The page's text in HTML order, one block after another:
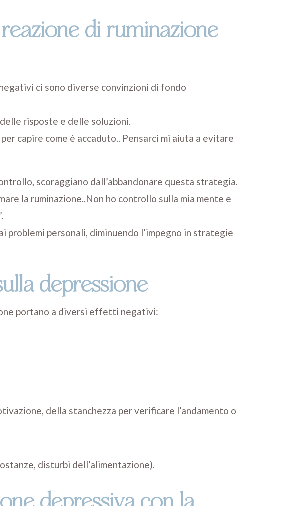
di ruminazione
ci sono diverse convinzioni di fondo
risposte e delle soluzioni.
capire come è accaduto.. Pensarci mi aiuta a evitare
scoraggiano dall’abbandonare questa strategia.
la ruminazione..Non ho controllo sulla mia mente e
personali, diminuendo l’impegno in strategie
depressione
portano a diversi effetti negativi:
della stanchezza per verificare l’andamento o
disturbi dell’alimentazione).